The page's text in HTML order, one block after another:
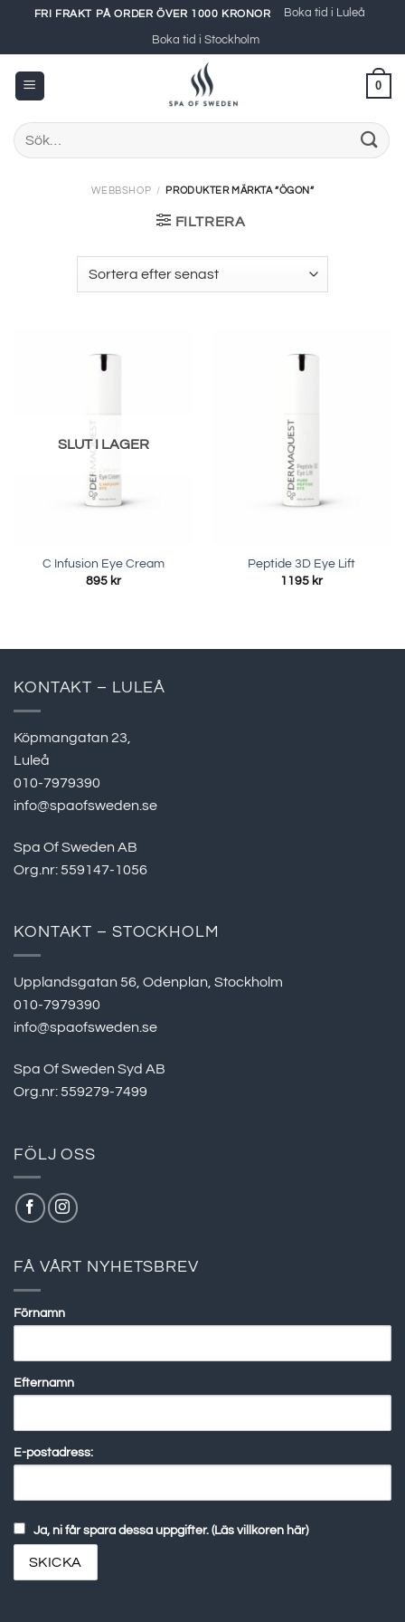
content
FRI FRAKT PÅ ORDER ÖVER 1000 KRONOR Boka tid i Luleå
Boka tid i Stockholm
0
Sök
efter:
WEBBSHOP / PRODUKTER MÄRKTA ”ÖGON”
FILTRERA
SLUT I LAGER
C Infusion Eye Cream
895 kr
Peptide 3D Eye Lift
1195 kr
KONTAKT – LULEÅ
Köpmangatan 23,
Luleå
010-7979390
info@spaofsweden.se
Spa Of Sweden AB
Org.nr: 559147-1056
KONTAKT – STOCKHOLM
Upplandsgatan 56, Odenplan, Stockholm
010-7979390
info@spaofsweden.se
Spa Of Sweden Syd AB
Org.nr: 559279-7499
FÖLJ OSS
FÅ VÅRT NYHETSBREV
Förnamn
Efternamn
E-postadress:
Ja, ni får spara dessa uppgifter. (Läs villkoren här)